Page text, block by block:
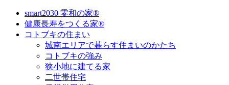
smart2030 零和の家®
健康長寿をつくる家®
コトブキの住まい
城南エリアで暮らす住まいのかたち
コトブキの強み
狭小地に建てる家
二世帯住宅